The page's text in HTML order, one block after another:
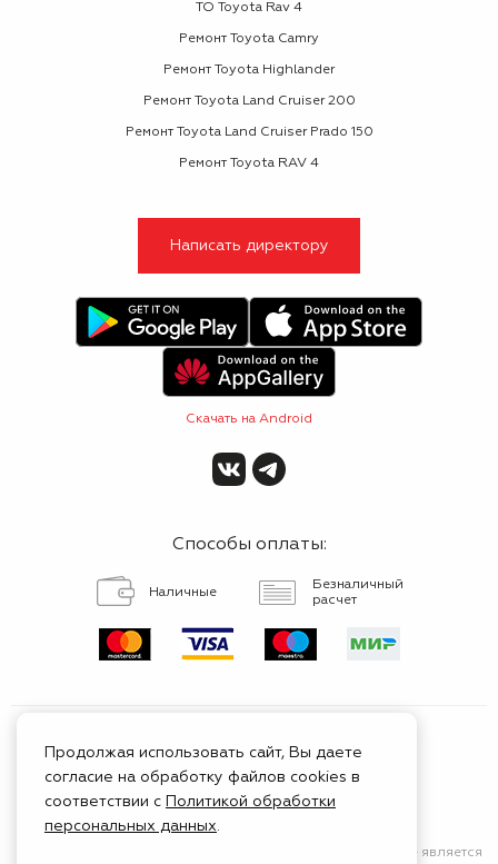
ТО Toyota Rav 4
Ремонт Toyota Camry
Ремонт Toyota Highlander
Ремонт Toyota Land Cruiser 200
Ремонт Toyota Land Cruiser Prado 150
Ремонт Toyota RAV 4
Написать директору
Скачать на Android
Способы оплаты:
Наличные
Безналичный
расчет
Сертифицированный
и не является
Продолжая использовать сайт, Вы даете
согласие на обработку файлов cookies в
соответствии с
Политикой обработки
персональных данных.